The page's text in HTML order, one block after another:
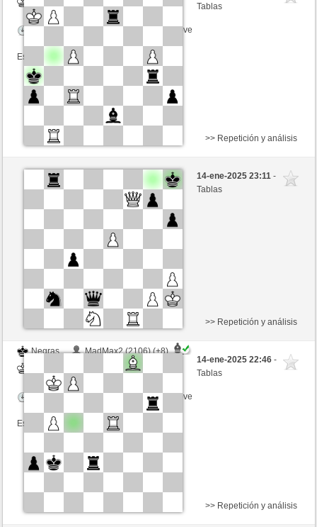
Tiempo: 2 minutes/side + 5 seconds/move
Esta partida es por puntos
Tablas
Blancas
ManAtArms (2246) (+2)
Negras
GLinos (2282) (-2)
Tiempo: 2 minutes/side + 5 seconds/move
Esta partida es por puntos
>> Repetición y análisis
14-ene-2025 23:11-
Tablas
Negras
MadMax2 (2106) (+8)
GLinos (2290) (-8)
Tiempo: 2 minutes/side + 6 seconds/move
Esta partida es por puntos
>> Repetición y análisis
14-ene-2025 22:46-
Tablas
>> Repetición y análisis